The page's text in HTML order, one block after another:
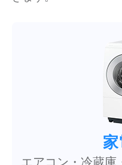
エアコン・冷蔵庫